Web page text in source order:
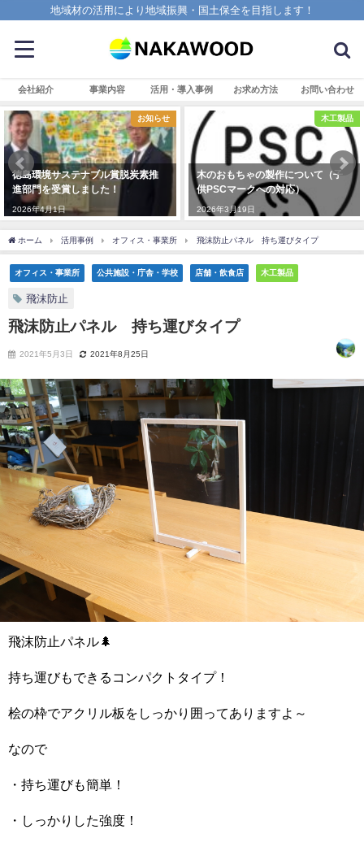
地域材の活用により地域振興・国土保全を目指します！
会社紹介 事業内容 活用・導入事例 お求め方法 お問い合わせ
お知らせ
徳島環境サステナブル賞脱炭素推
進部門を受賞しました！
2026年4月1日
木工製品
木のおもちゃの製作について（子
供PSCマークへの対応）
2026年3月19日
ホーム 活用事例 オフィス・事業所 飛沫防止パネル 持ち運びタイプ
オフィス・事業所 公共施設・庁舎・学校 店舗・飲食店 木工製品
飛沫防止
飛沫防止パネル 持ち運びタイプ
2021年5月3日 2021年8月25日
飛沫防止パネル🌲
持ち運びもできるコンパクトタイプ！
桧の枠でアクリル板をしっかり囲ってありますよ～
なので
・持ち運びも簡単！
・しっかりした強度！